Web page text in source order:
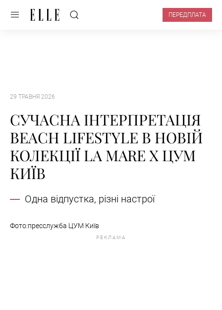
ПЕРЕДПЛАТА
29 ТРАВНЯ 2026
СУЧАСНА ІНТЕРПРЕТАЦІЯ
BEACH LIFESTYLE В НОВІЙ
КОЛЕКЦІЇ LA MARE Х ЦУМ
КИЇВ
Одна відпустка, різні настрої
Фото:пресслужба ЦУМ Київ
РЕКЛАМА